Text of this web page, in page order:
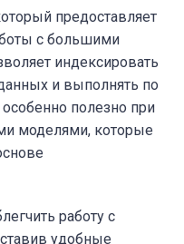
предоставляет
с большими
индексировать
и выполнять по
полезно при
моделями, которые
работу с
удобные